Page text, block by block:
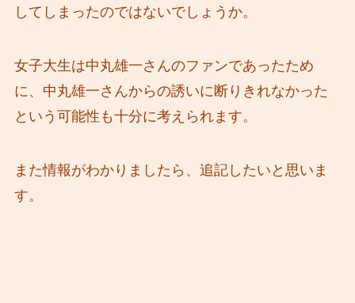
してしまったのではないでしょうか。
女子大生は中丸雄一さんのファンであったため
に、中丸雄一さんからの誘いに断りきれなかった
という可能性も十分に考えられます。
また情報がわかりましたら、追記したいと思いま
す。